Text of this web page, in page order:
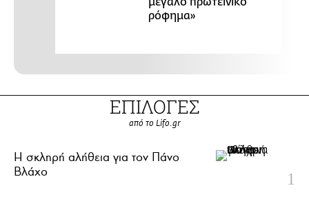
ρόφημα»
ΕΠΙΛΟΓΕΣ
από το Lifo.gr
H σκληρή αλήθεια για τον Πάνο
Βλάχο